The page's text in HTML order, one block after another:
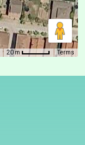
20 m Terms